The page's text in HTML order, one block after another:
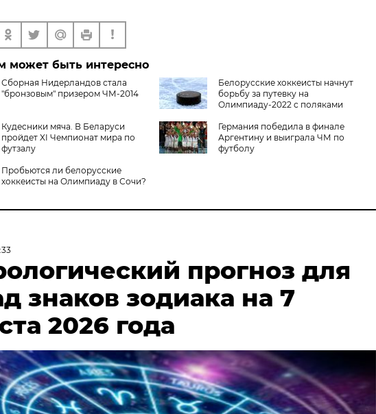
может быть интересно
Сборная Нидерландов стала
"бронзовым" призером ЧМ-2014
Белорусские хоккеисты начнут
борьбу за путевку на
Олимпиаду-2022 с поляками
Кудесники мяча. В Беларуси
пройдет XI Чемпионат мира по
футзалу
Германия победила в финале
Аргентину и выиграла ЧМ по
футболу
Пробьются ли белорусские
хоккеисты на Олимпиаду в Сочи?
прогноз для
знаков зодиака на 7
2026 года